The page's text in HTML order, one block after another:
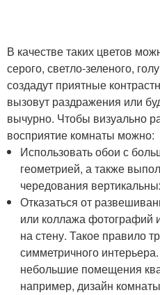
В качестве таких цветов
серого, светло-зеленого,
создадут приятные
вызовут раздражения или
вычурно. Чтобы визуально
восприятие комнаты можно:
Использовать обои с
геометрией, а также
чередования
Отказаться от
или коллажа фотографий
на стену. Такое правило
симметричного
небольшие помещения
например, дизайн